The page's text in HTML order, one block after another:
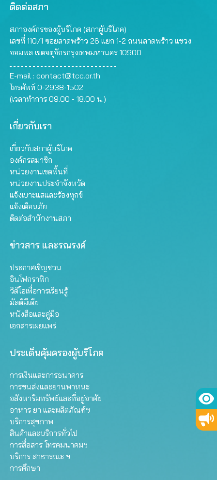
ติดต่อสภา
สภาองค์กรของผู้บริโภค (สภาผู้บริโภค)
เลขที่ 110/1 ซอยลาดพร้าว 26 แยก 1-2 ถนนลาดพร้าว แขวง
จอมพล เขตจตุจักรกรุงเทพมหานคร 10900
E-mail : contact@tcc.or.th
โทรศัพท์ 0-2938-1502
(เวลาทำการ 09.00 - 18.00 น.)
เกี่ยวกับเรา
เกี่ยวกับสภาผู้บริโภค
องค์กรสมาชิก
หน่วยงานเขตพื้นที่
หน่วยงานประจำจังหวัด
แจ้งเบาะแสและร้องทุกข์
แจ้งเตือนภัย
ติดต่อสำนักงานสภา
ข่าวสาร และรณรงค์
ประกาศเชิญชวน
อินโฟกราฟิก
วิดีโอเพื่อการเรียนรู้
มัลติมีเดีย
หนังสือและคู่มือ
เอกสารเผยแพร่
ประเด็นคุ้มครองผู้บริโภค
การเงินและการธนาคาร
การขนส่งและยานพาหนะ
อสังหาริมทรัพย์และที่อยู่อาศัย
อาหาร ยา และผลิตภัณฑ์ฯ
บริการสุขภาพ
สินค้าและบริการทั่วไป
การสื่อสาร โทรคมนาคมฯ
บริการ สาธารณะ ฯ
การศึกษา